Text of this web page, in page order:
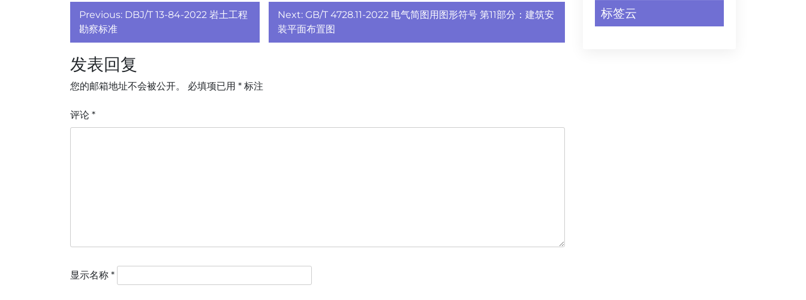
文
章
导
航
Previous: DBJ/T 13-84-2022 岩土工程
勘察标准
Next: GB/T 4728.11-2022 电气简图用图形符号 第11部分：建筑安
装平面布置图
发表回复
您的邮箱地址不会被公开。 必填项已用 * 标注
评论 *
显示名称 *
标签云